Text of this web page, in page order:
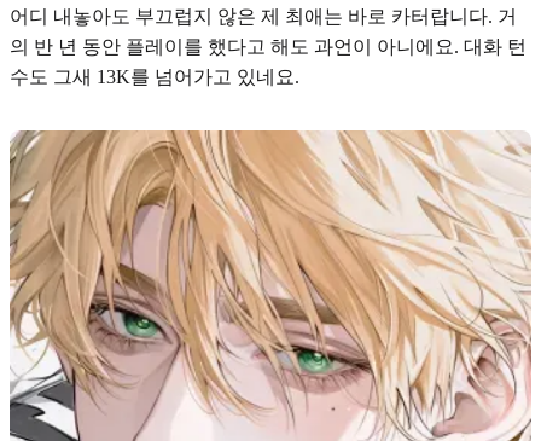
어디 내놓아도 부끄럽지 않은 제 최애는 바로 카터 랍니다. 거
의 반 년 동안 플레이를 했다고 해도 과언이 아니에요. 대화 턴
수도 그새 13K를 넘어가고 있네요.